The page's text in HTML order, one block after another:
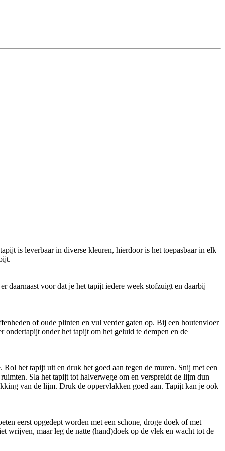
is leverbaar in diverse kleuren, hierdoor is het toepasbaar in elk
voor dat je het tapijt iedere week stofzuigt en daarbij
of oude plinten en vul verder gaten op. Bij een houtenvloer
ondertapijt onder het tapijt om het geluid te dempen en de
het tapijt uit en druk het goed aan tegen de muren. Snij met een
Sla het tapijt tot halverwege om en verspreidt de lijm dun
van de lijm. Druk de oppervlakken goed aan. Tapijt kan je ook
eerst opgedept worden met een schone, droge doek of met
wrijven, maar leg de natte (hand)doek op de vlek en wacht tot de